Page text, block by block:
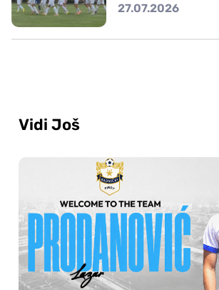
27.07.2026
Vidi Još